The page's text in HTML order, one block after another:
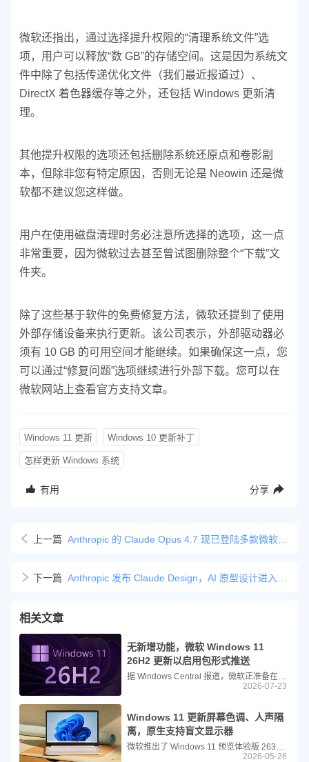
微软还指出，通过选择提升权限的“清理系统文件”选
项，用户可以释放“数 GB”的存储空间。这是因为系统文
件中除了包括传递优化文件（我们最近报道过）、
DirectX 着色器缓存等之外，还包括 Windows 更新清
理。
其他提升权限的选项还包括删除系统还原点和卷影副
本，但除非您有特定原因，否则无论是 Neowin 还是微
软都不建议您这样做。
用户在使用磁盘清理时务必注意所选择的选项，这一点
非常重要，因为微软过去甚至曾试图删除整个“下载”文
件夹。
除了这些基于软件的免费修复方法，微软还提到了使用
外部存储设备来执行更新。该公司表示，外部驱动器必
须有 10 GB 的可用空间才能继续。如果确保这一点，您
可以通过“修复问题”选项继续进行外部下载。您可以在
微软网站上查看官方支持文章。
Windows 11 更新 Windows 10 更新补丁
怎样更新 Windows 系统
有用 分享
上一篇 Anthropic 的 Claude Opus 4.7 现已登陆多款微软产品与服务
下一篇 Anthropic 发布 Claude Design，AI 原型设计进入零代码时代
相关文章
无新增功能，微软 Windows 11
26H2 更新以启用包形式推送
据 Windows Central 报道，微软正准备在 2026 年下半年发布 Windows 11 2026 年度功能更新（版本 26H2）。与以往不同的是，本次更新将基于与 25H2 相同的底层平台，以“启用包”的形式发布，且在推出时不会引入任何全新功能。
2026-07-23
Windows 11 更新屏幕色调、人声隔
离，原生支持盲文显示器
微软推出了 Windows 11 预览体验版 26300.8497，本次更新带来多项全新辅助功能，包括屏幕色调选项、语音访问的人声隔离，同时优化了放大镜和讲述人工具，并修复了此前多个版本存在的各类问题。
2026-05-26